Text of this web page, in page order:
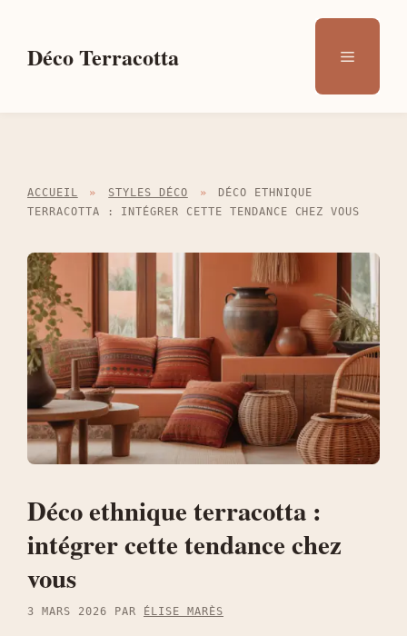
contenuDéco Terracotta Menu
ACCUEIL » STYLES DÉCO »
DÉCO ETHNIQUE
TERRACOTTA : INTÉGRER CETTE TENDANCE CHEZ VOUS
Déco ethnique terracotta :
intégrer cette tendance chez
vous
3 MARS 2026 PAR ÉLISE MARÈS